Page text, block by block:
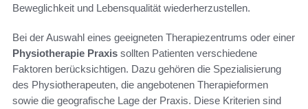
Beweglichkeit und Lebensqualität wiederherzustellen.
Bei der Auswahl eines geeigneten Therapiezentrums oder einer
Physiotherapie Praxis sollten Patienten verschiedene
Faktoren berücksichtigen. Dazu gehören die Spezialisierung
des Physiotherapeuten, die angebotenen Therapieformen
sowie die geografische Lage der Praxis. Diese Kriterien sind